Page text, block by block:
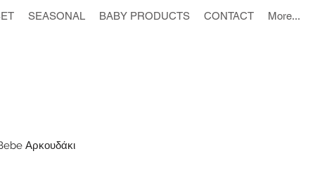
Αρκουδάκι
SEASONAL BABY PRODUCTS CONTACT More...